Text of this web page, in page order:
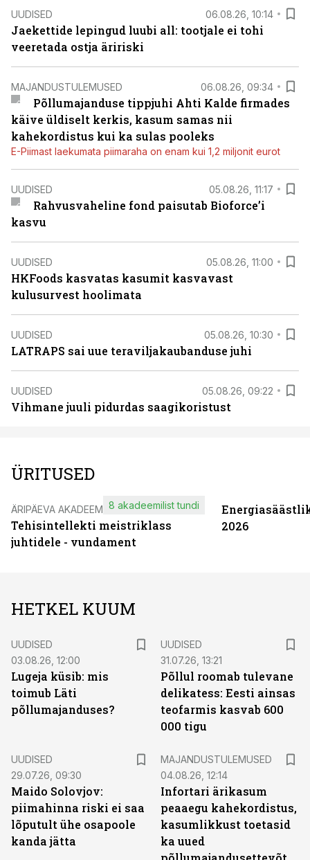
UUDISED 06.08.26, 10:14
Jaekettide lepingud luubi all: tootjale ei tohi
veeretada ostja äririski
MAJANDUSTULEMUSED 06.08.26, 09:34
Põllumajanduse tippjuhi Ahti Kalde firmades
käive üldiselt kerkis, kasum samas nii
kahekordistus kui ka sulas pooleks
E-Piimast laekumata piimaraha on enam kui 1,2 miljonit eurot
UUDISED 05.08.26, 11:17
Rahvusvaheline fond paisutab Bioforce’i
kasvu
UUDISED 05.08.26, 11:00
HKFoods kasvatas kasumit kasvavast
kulusurvest hoolimata
UUDISED 05.08.26, 10:30
LATRAPS sai uue teraviljakaubanduse juhi
UUDISED 05.08.26, 09:22
Vihmane juuli pidurdas saagikoristust
ÜRITUSED
ÄRIPÄEVA AKADEEMIA
Tehisintellekti meistriklass
juhtidele - vundament
8 akadeemilist tundi
2026
HETKEL KUUM
UUDISED
03.08.26, 12:00
Lugeja küsib: mis
toimub Läti
põllumajanduses?
UUDISED
31.07.26, 13:21
Põllul roomab tulevane
delikatess: Eesti ainsas
teofarmis kasvab 600
000 tigu
UUDISED
29.07.26, 09:30
Maido Solovjov:
piimahinna riski ei saa
lõputult ühe osapoole
kanda jätta
MAJANDUSTULEMUSED
04.08.26, 12:14
Infortari ärikasum
peaaegu kahekordistus,
kasumlikkust toetasid
ka uued